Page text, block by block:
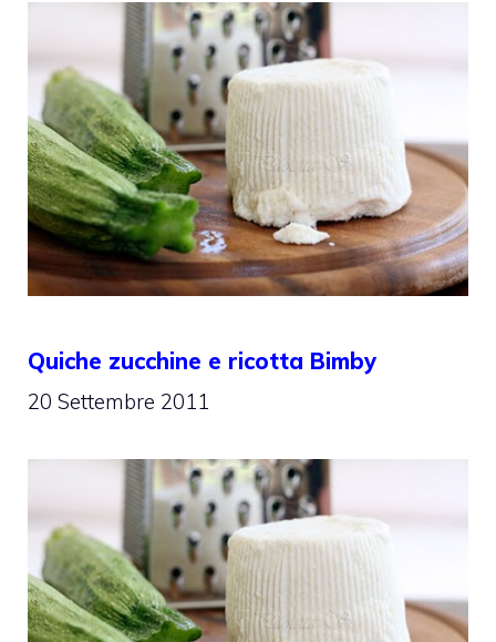
Quiche zucchine e ricotta Bimby
20 Settembre 2011